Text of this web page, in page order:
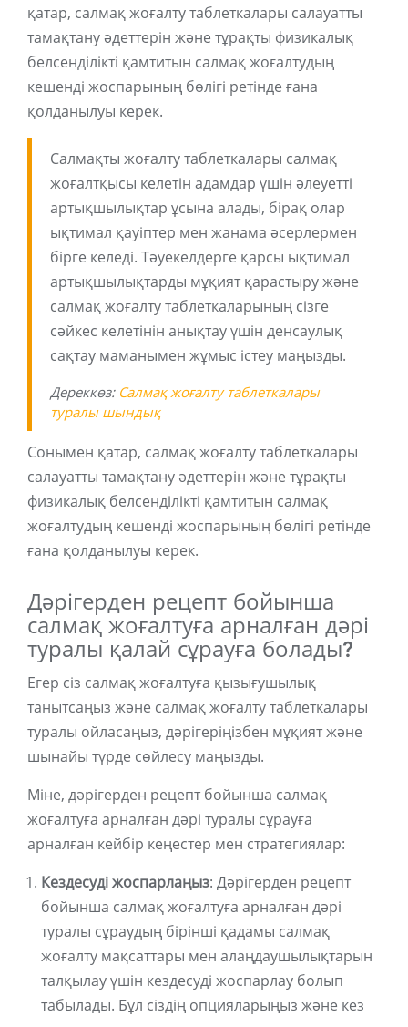
қатар, салмақ жоғалту таблеткалары салауатты
тамақтану әдеттерін және тұрақты физикалық
белсенділікті қамтитын салмақ жоғалтудың
кешенді жоспарының бөлігі ретінде ғана
қолданылуы керек.
Салмақты жоғалту таблеткалары салмақ
жоғалтқысы келетін адамдар үшін әлеуетті
артықшылықтар ұсына алады, бірақ олар
ықтимал қауіптер мен жанама әсерлермен
бірге келеді. Тәуекелдерге қарсы ықтимал
артықшылықтарды мұқият қарастыру және
салмақ жоғалту таблеткаларының сізге
сәйкес келетінін анықтау үшін денсаулық
сақтау маманымен жұмыс істеу маңызды.
Дереккөз: Салмақ жоғалту таблеткалары
туралы шындық
Сонымен қатар, салмақ жоғалту таблеткалары
салауатты тамақтану әдеттерін және тұрақты
физикалық белсенділікті қамтитын салмақ
жоғалтудың кешенді жоспарының бөлігі ретінде
ғана қолданылуы керек.
Дәрігерден рецепт бойынша
салмақ жоғалтуға арналған дәрі
туралы қалай сұрауға болады?
Егер сіз салмақ жоғалтуға қызығушылық
танытсаңыз және салмақ жоғалту таблеткалары
туралы ойласаңыз, дәрігеріңізбен мұқият және
шынайы түрде сөйлесу маңызды.
Міне, дәрігерден рецепт бойынша салмақ
жоғалтуға арналған дәрі туралы сұрауға
арналған кейбір кеңестер мен стратегиялар:
Кездесуді жоспарлаңыз: Дәрігерден рецепт
бойынша салмақ жоғалтуға арналған дәрі
туралы сұраудың бірінші қадамы салмақ
жоғалту мақсаттары мен алаңдаушылықтарын
талқылау үшін кездесуді жоспарлау болып
табылады. Бұл сіздің опцияларыңыз және кез